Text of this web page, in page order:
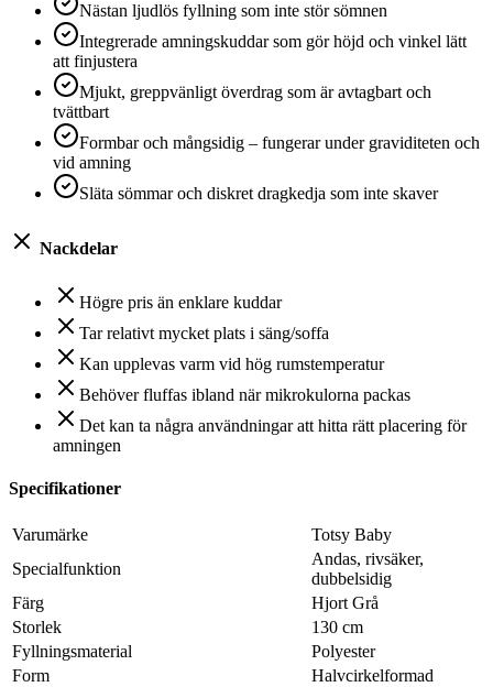
Nästan ljudlös fyllning som inte stör sömnen
Integrerade amningskuddar som gör höjd och vinkel lätt
att finjustera
Mjukt, greppvänligt överdrag som är avtagbart och
tvättbart
Formbar och mångsidig – fungerar under graviditeten och
vid amning
Släta sömmar och diskret dragkedja som inte skaver
Nackdelar
Högre pris än enklare kuddar
Tar relativt mycket plats i säng/soffa
Kan upplevas varm vid hög rumstemperatur
Behöver fluffas ibland när mikrokulorna packas
Det kan ta några användningar att hitta rätt placering för
amningen
Specifikationer
Varumärke
Totsy Baby
Specialfunktion
Andas, rivsäker,
dubbelsidig
Färg
Hjort Grå
Storlek
130 cm
Fyllningsmaterial
Polyester
Form
Halvcirkelformad